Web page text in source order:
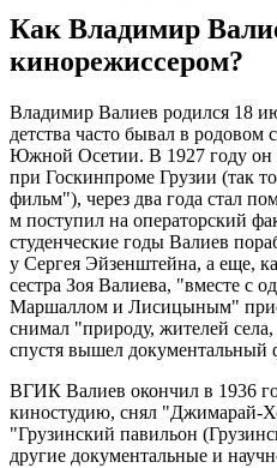
Как Владимир
кинорежиссером?
Владимир Валиев родился 18
детства часто бывал в родовом
Южной Осетии. В 1927 году он
при Госкинпроме Грузии (так
фильм"), через два года стал
м поступил на операторский
студенческие годы Валиев
у Сергея Эйзенштейна, а еще,
сестра Зоя Валиева, "вместе с
Маршаллом и Лисицыным"
снимал "природу, жителей
спустя вышел документальный
ВГИК Валиев окончил в 1936
киностудию, снял "Джимарай-
"Грузинский павильон
другие документальные и